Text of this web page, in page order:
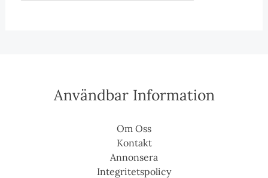
Användbar Information
Om Oss
Kontakt
Annonsera
Integritetspolicy